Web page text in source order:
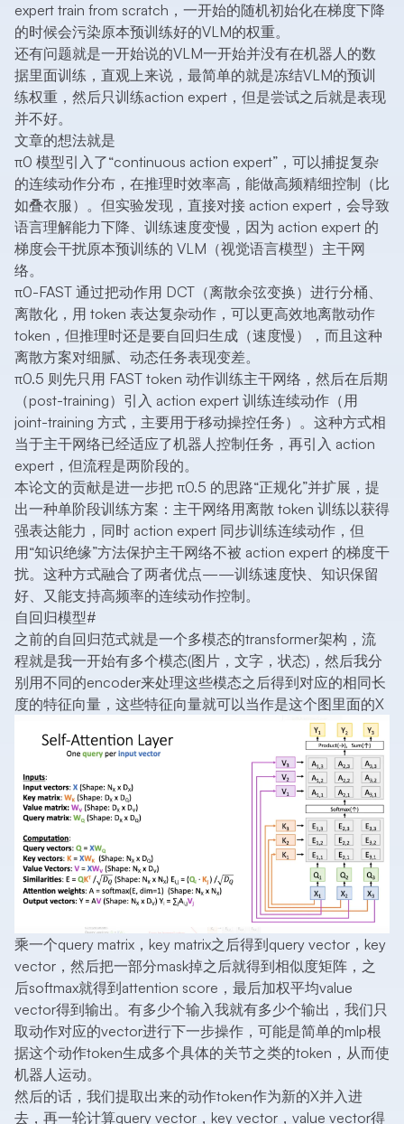
expert train from scratch，一开始的随机初始化在梯度下降
的时候会污染原本预训练好的VLM的权重。
还有问题就是一开始说的VLM一开始并没有在机器人的数
据里面训练，直观上来说，最简单的就是冻结VLM的预训
练权重，然后只训练action expert，但是尝试之后就是表现
并不好。
文章的想法就是
π0 模型引入了“continuous action expert”，可以捕捉复杂
的连续动作分布，在推理时效率高，能做高频精细控制（比
如叠衣服）。但实验发现，直接对接 action expert，会导致
语言理解能力下降、训练速度变慢，因为 action expert 的
梯度会干扰原本预训练的 VLM（视觉语言模型）主干网
络。
π0-FAST 通过把动作用 DCT（离散余弦变换）进行分桶、
离散化，用 token 表达复杂动作，可以更高效地离散动作
token，但推理时还是要自回归生成（速度慢），而且这种
离散方案对细腻、动态任务表现变差。
π0.5 则先只用 FAST token 动作训练主干网络，然后在后期
（post-training）引入 action expert 训练连续动作（用
joint-training 方式，主要用于移动操控任务）。这种方式相
当于主干网络已经适应了机器人控制任务，再引入 action
expert，但流程是两阶段的。
本论文的贡献是进一步把 π0.5 的思路“正规化”并扩展，提
出一种单阶段训练方案：主干网络用离散 token 训练以获得
强表达能力，同时 action expert 同步训练连续动作，但
用“知识绝缘”方法保护主干网络不被 action expert 的梯度干
扰。这种方式融合了两者优点——训练速度快、知识保留
好、又能支持高频率的连续动作控制。
自回归模型#
之前的自回归范式就是一个多模态的transformer架构，流
程就是我一开始有多个模态(图片，文字，状态)，然后我分
别用不同的encoder来处理这些模态之后得到对应的相同长
度的特征向量，这些特征向量就可以当作是这个图里面的X
乘一个query matrix，key matrix之后得到query vector，key
vector，然后把一部分mask掉之后就得到相似度矩阵，之
后softmax就得到attention score，最后加权平均value
vector得到输出。有多少个输入我就有多少个输出，我们只
取动作对应的vector进行下一步操作，可能是简单的mlp根
据这个动作token生成多个具体的关节之类的token，从而使
机器人运动。
然后的话，我们提取出来的动作token作为新的X并入进
去，再一轮计算query vector，key vector，value vector得